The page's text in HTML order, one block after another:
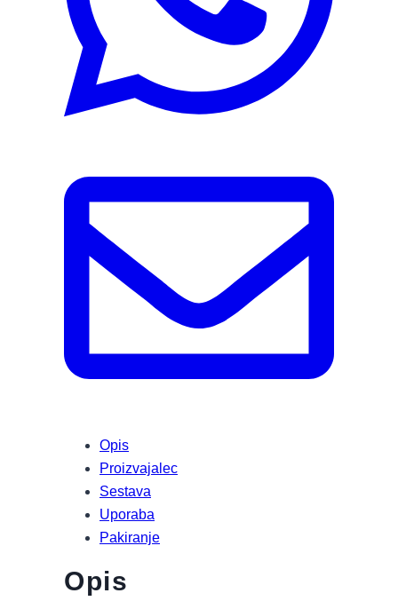
Opis
Proizvajalec
Sestava
Uporaba
Pakiranje
Opis